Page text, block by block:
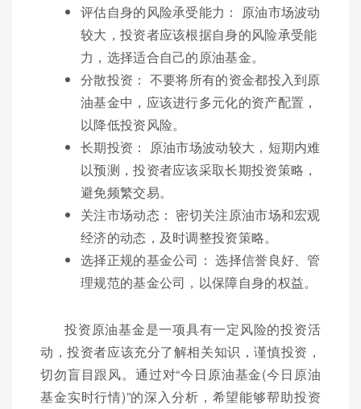
评估自身的风险承受能力： 原油市场波动
较大，投资者应该根据自身的风险承受能
力，选择适合自己的原油基金。
分散投资： 不要将所有的资金都投入到原
油基金中，应该进行多元化的资产配置，
以降低投资风险。
长期投资： 原油市场波动较大，短期内难
以预测，投资者应该采取长期投资策略，
避免频繁交易。
关注市场动态： 密切关注原油市场和宏观
经济的动态，及时调整投资策略。
选择正规的基金公司： 选择信誉良好、管
理规范的基金公司，以保障自身的权益。
投资原油基金是一项具有一定风险的投资活
动，投资者应该充分了解相关知识，谨慎投资，
切勿盲目跟风。通过对“今日原油基金(今日原油
基金实时行情)”的深入分析，希望能够帮助投资